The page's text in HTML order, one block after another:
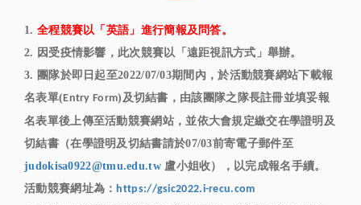
1. 全程競賽以 「英語」 進行簡報及問答。
2. 因受疫情影響，此次競賽以「遠距視訊方式」舉辦。
3. 團隊於即日起至2022/07/03期間內，於活動競賽網站下載報
名表單(Entry Form)及切結書，由該團隊之隊長註冊並填妥報
名表單後上傳至活動競賽網站，並依大會規定繳交在學證明及
切結書（在學證明及切結書請於07/03前寄電子郵件至
judokisa0922@tmu.edu.tw盧小姐收），以完成報名手續。
活動競賽網址為： https://gsic2022.i-recu.com